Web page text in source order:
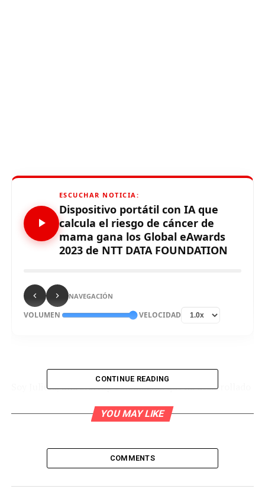
ESCUCHAR NOTICIA:
Dispositivo portátil con IA que
calcula el riesgo de cáncer de
mama gana los Global eAwards
2023 de NTT DATA FOUNDATION
NAVEGACIÓN
VOLUMEN VELOCIDAD
Soy Julieta, una startup colombiana que ha desarrollado
(IA) para identificar el riesgo de desarrollar cáncer de
El emprendimiento, fundado por Valentina Agudelo y
Cristina García, ha obtenido el premio de 100 mil euros
CONTINUE READING
YOU MAY LIKE
COMMENTS